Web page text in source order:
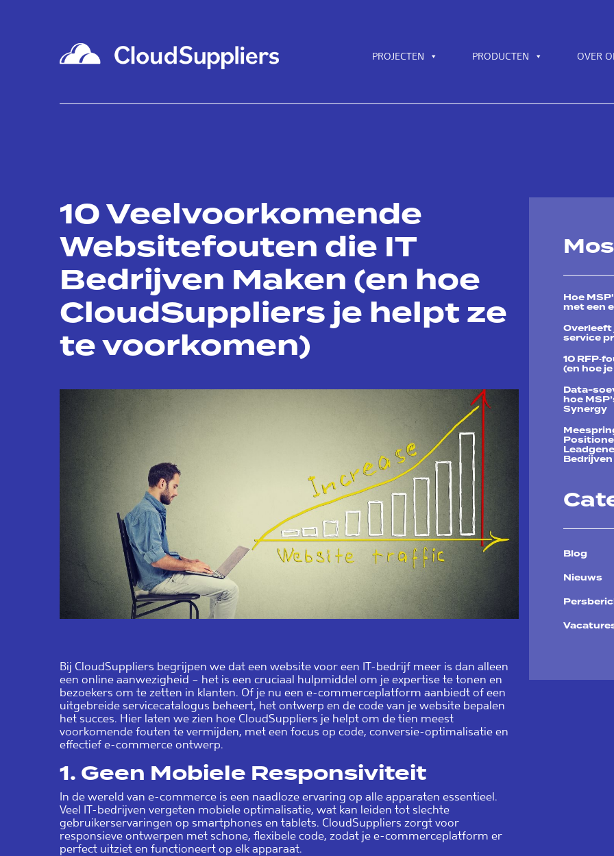
PROJECTEN PRODUCTEN OVER
10 Veelvoorkomende
Websitefouten die IT
Bedrijven Maken (en hoe
CloudSuppliers je helpt ze
te voorkomen)
Bij CloudSuppliers begrijpen we dat een website voor een IT-bedrijf meer is dan alleen
een online aanwezigheid – het is een cruciaal hulpmiddel om je expertise te tonen en
bezoekers om te zetten in klanten. Of je nu een e-commerceplatform aanbiedt of een
uitgebreide servicecatalogus beheert, het ontwerp en de code van je website bepalen
het succes. Hier laten we zien hoe CloudSuppliers je helpt om de tien meest
voorkomende fouten te vermijden, met een focus op code, conversie-optimalisatie en
effectief e-commerce ontwerp.
1. Geen Mobiele Responsiviteit
In de wereld van e-commerce is een naadloze ervaring op alle apparaten essentieel.
Veel IT-bedrijven vergeten mobiele optimalisatie, wat kan leiden tot slechte
gebruikerservaringen op smartphones en tablets. CloudSuppliers zorgt voor
responsieve ontwerpen met schone, flexibele code, zodat je e-commerceplatform er
perfect uitziet en functioneert op elk apparaat.
Hoe
met een
Overleeft
service
10
(en hoe
Data-
hoe
Synergy
Bedrijven
Blog
Nieuws